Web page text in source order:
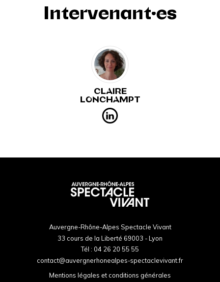
Intervenant·es
CLAIRE
LONCHAMPT
Auvergne-Rhône-Alpes Spectacle Vivant
33 cours de la Liberté 69003 - Lyon
Tél : 04 26 20 55 55
contact@auvergnerhonealpes-spectaclevivant.fr
Mentions légales et conditions générales